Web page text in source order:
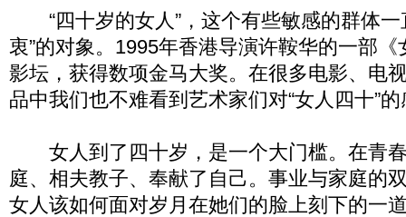
“四十岁的女人”，这个有些敏感的群体一
衷”的对象。1995年香港导演许鞍华的一部
影坛，获得数项金马大奖。在很多电影、电
品中我们也不难看到艺术家们对“女人四十”
女人到了四十岁，是一个大门槛。在青
庭、相夫教子、奉献了自己。事业与家庭的
女人该如何面对岁月在她们的脸上刻下的一